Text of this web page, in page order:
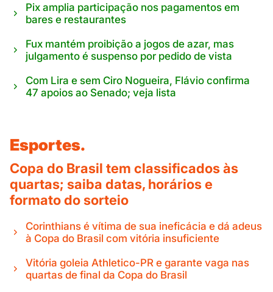
Pix amplia participação nos pagamentos em
bares e restaurantes
Fux mantém proibição a jogos de azar, mas
julgamento é suspenso por pedido de vista
Com Lira e sem Ciro Nogueira, Flávio confirma
47 apoios ao Senado; veja lista
Esportes.
Copa do Brasil tem classificados às
quartas; saiba datas, horários e
formato do sorteio
Corinthians é vítima de sua ineficácia e dá adeus
à Copa do Brasil com vitória insuficiente
Vitória goleia Athletico-PR e garante vaga nas
quartas de final da Copa do Brasil